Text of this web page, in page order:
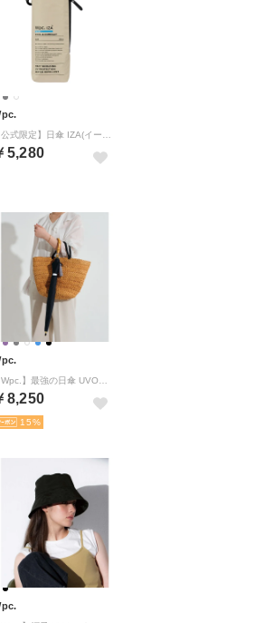
5,280
8,250
15